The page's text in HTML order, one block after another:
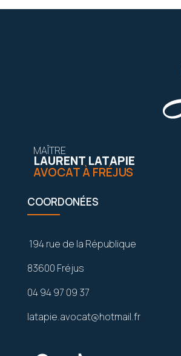
MAÎTRE
LAURENT LATAPIE
AVOCAT À FRÉJUS
COORDONÉES
194 rue de la République
83600 Fréjus
04 94 97 09 37
latapie.avocat@hotmail.fr